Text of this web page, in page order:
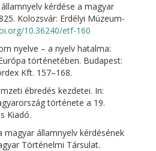
kérdése a magyar
Kolozsvár: Erdélyi Múzeum-
10.36240/etf-160
nyelve – a nyelv hatalma:
történetében. Budapest:
Kft. 157–168.
ébredés kezdetei. In:
története a 19.
Kiadó.
magyar államnyelv kérdésének
Történelmi Társulat.